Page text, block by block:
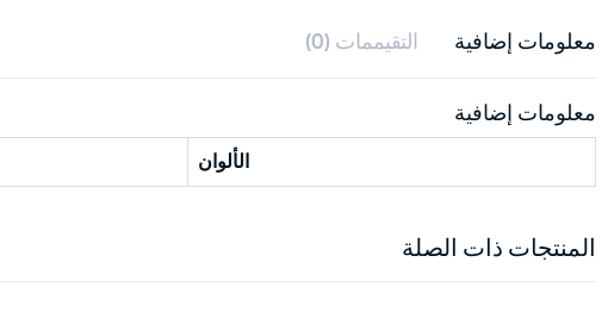
معلومات إضافية التقيممات (0)
معلومات إضافية
الألوان
المنتجات ذات الصلة